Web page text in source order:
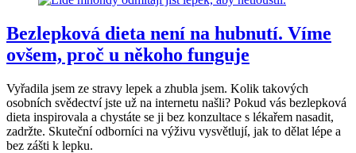
Bezlepková dieta není na hubnutí. Víme
ovšem, proč u někoho funguje
Vyřadila jsem ze stravy lepek a zhubla jsem. Kolik takových
osobních svědectví jste už na internetu našli? Pokud vás bezlepková
dieta inspirovala a chystáte se ji bez konzultace s lékařem nasadit,
zadržte. Skuteční odborníci na výživu vysvětlují, jak to dělat lépe a
bez zášti k lepku.